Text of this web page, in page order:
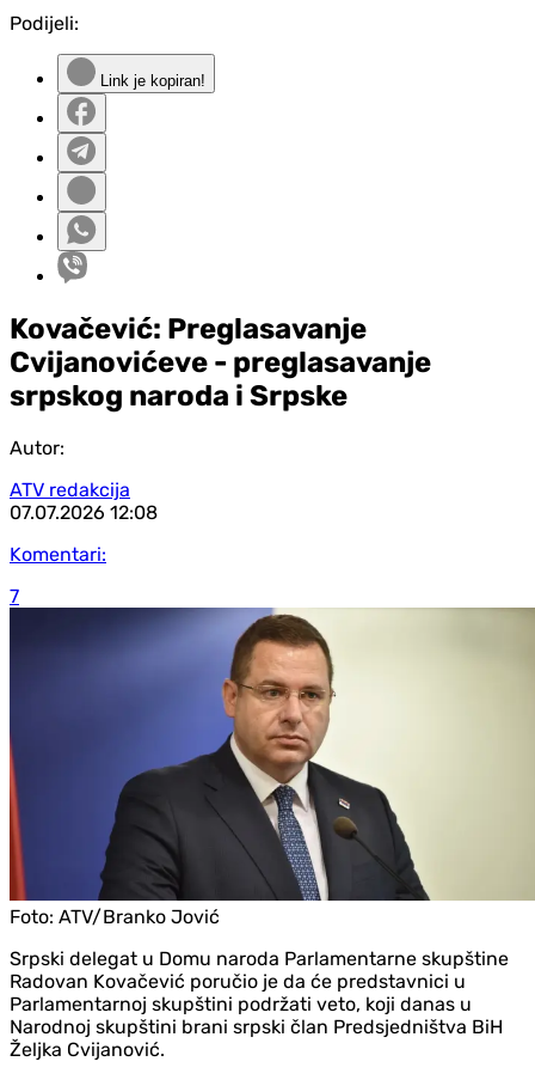
Podijeli:
Link je kopiran!
Kovačević: Preglasavanje
Cvijanovićeve - preglasavanje
srpskog naroda i Srpske
Autor:
ATV redakcija
07.07.2026 12:08
Komentari:
7
Foto: ATV/Branko Jović
Srpski delegat u Domu naroda Parlamentarne skupštine
Radovan Kovačević poručio je da će predstavnici u
Parlamentarnoj skupštini podržati veto, koji danas u
Narodnoj skupštini brani srpski član Predsjedništva BiH
Željka Cvijanović.